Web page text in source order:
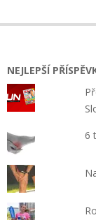
NEJLEPŠÍ
6